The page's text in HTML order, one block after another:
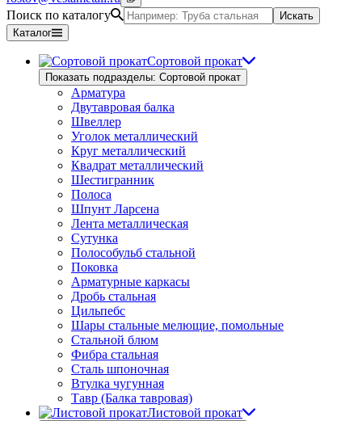
Поиск по каталогу
Искать
Каталог
Сортовой прокат
Показать подразделы: Сортовой прокат
Арматура
Двутавровая балка
Швеллер
Уголок металлический
Круг металлический
Квадрат металлический
Шестигранник
Полоса
Шпунт Ларсена
Лента металлическая
Сутунка
Полособульб стальной
Поковка
Арматурные каркасы
Дробь стальная
Цильпебс
Шары стальные мелющие, помольные
Стальной блюм
Фибра стальная
Сталь шпоночная
Втулка чугунная
Тавр (Балка тавровая)
Листовой прокат